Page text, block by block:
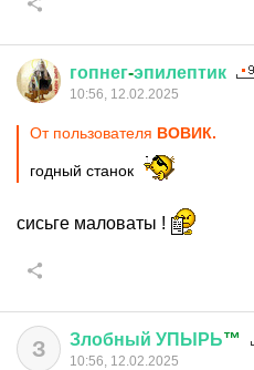
гопнег-эпилептик
10:56, 12.02.2025
От пользователя ВОВИК.
годный станок
сисьге маловаты !
З Злобный УПЫРЬ™
10:56, 12.02.2025